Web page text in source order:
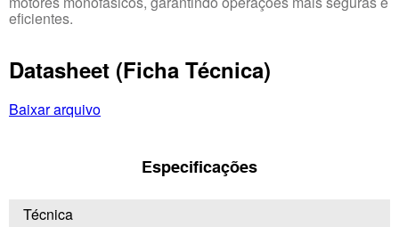
eficientes.
Datasheet (Ficha Técnica)
Baixar arquivo
Especificações
Técnica